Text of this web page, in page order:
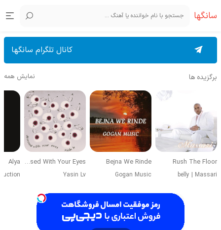
سانگها
کانال تلگرام سانگها
برگزیده ها نمایش همه
Rush The Floor
belly | Massari
Bejna We Rinde
Gogan Music
Obsessed With Your Eyes
Yasin Lv
Alya